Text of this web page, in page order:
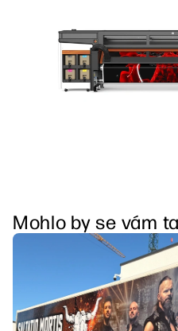
Mohlo by se vám